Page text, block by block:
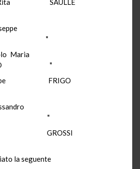
Rita SAULLE
"
Maria
"
FRIGO
"
GROSSI
la seguente